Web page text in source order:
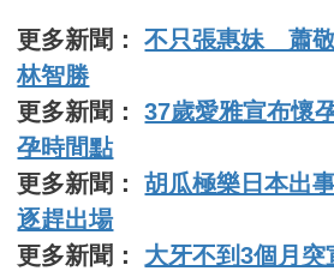
更多新聞：不只張惠妹 蕭
林智勝
更多新聞：37歲愛雅宣布懷
孕時間點
更多新聞：胡瓜極樂日本出
逐趕出場
更多新聞： 大牙不到3個月